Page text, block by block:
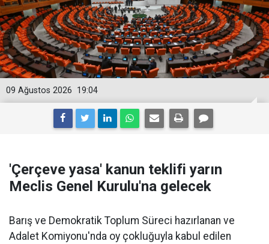
19:04
09 Ağustos 2026
'Çerçeve yasa' kanun teklifi yarın
Meclis Genel Kurulu'na gelecek
Barış ve Demokratik Toplum Süreci hazırlanan ve
Adalet Komiyonu'nda oy çokluğuyla kabul edilen